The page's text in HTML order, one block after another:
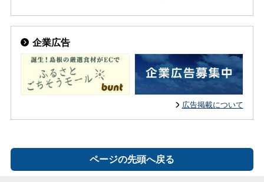
企業広告
広告掲載について
ページの先頭へ戻る